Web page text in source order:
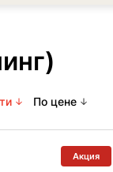
По цене
Акция